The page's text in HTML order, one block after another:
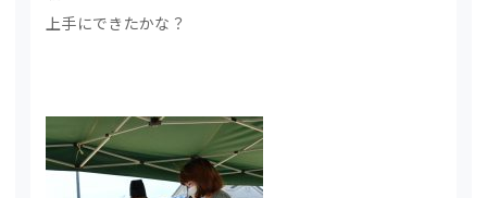
上手にできたかな？